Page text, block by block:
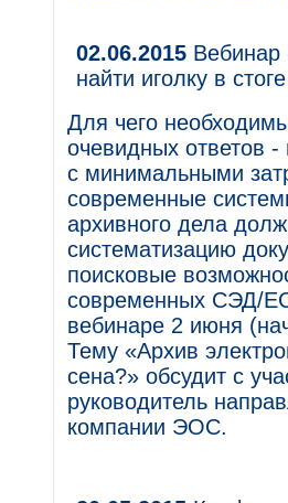
02.06.2015 Вебинар
найти иголку в
Для чего
очевидных ответов
с минимальными
современные
архивного дела
систематизацию
поисковые
современных СЭД/
вебинаре 2 июня
Тему «Архив
сена?» обсудит с
руководитель
компании ЭОС.